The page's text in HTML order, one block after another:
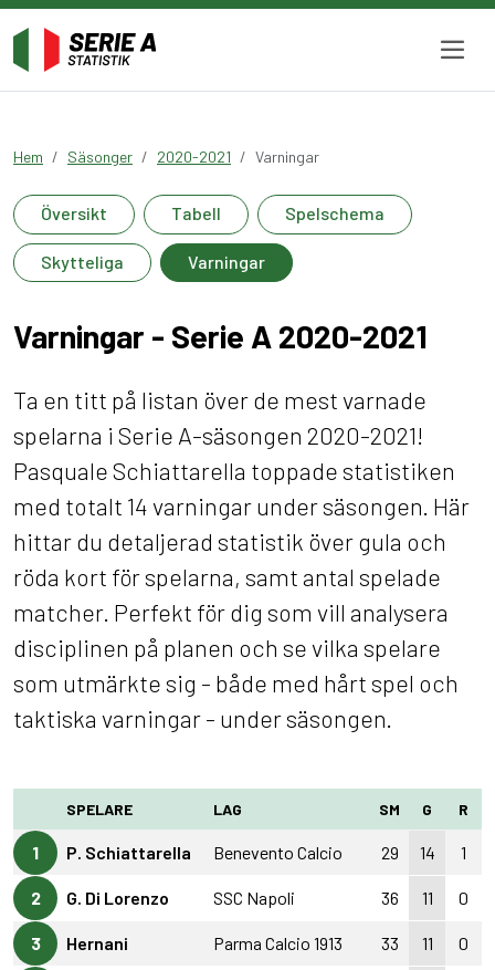
Hem Säsonger 2020-2021 Varningar
Översikt Tabell Spelschema
Skytteliga Varningar
Varningar - Serie A 2020-2021
Ta en titt på listan över de mest varnade
spelarna i Serie A-säsongen 2020-2021!
Pasquale Schiattarella toppade statistiken
med totalt 14 varningar under säsongen. Här
hittar du detaljerad statistik över gula och
röda kort för spelarna, samt antal spelade
matcher. Perfekt för dig som vill analysera
disciplinen på planen och se vilka spelare
som utmärkte sig - både med hårt spel och
taktiska varningar - under säsongen.
SPELARE LAG SM G R
1 P. Schiattarella Benevento Calcio 29 14 1
2 G. Di Lorenzo SSC Napoli 36 11 0
3 Hernani Parma Calcio 1913 33 11 0